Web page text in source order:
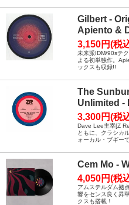
Gilbert -
Apiento &
3,150円(税
未来派IDM/90sテ
よる初単独作。
ックスも収録!!
The
Unlimited -
3,300円(税
Dave Lee主宰[Z
ともに、クラシカ
ォーカル・ブギーで
Cem Mo -
4,050円(税
アムステルダム拠
響をセンス良く昇
クスも搭載！